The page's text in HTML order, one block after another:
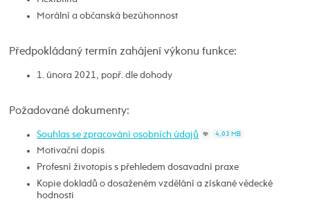
Morální a občanská bezúhonnost
Předpokládaný termín zahájení výkonu funkce:
1. února 2021, popř. dle dohody
Požadované dokumenty:
Souhlas se zpracování osobních údajů 4,03 MB
Motivační dopis
Profesní životopis s přehledem dosavadní praxe
Kopie dokladů o dosaženém vzdělání a získané vědecké
hodnosti